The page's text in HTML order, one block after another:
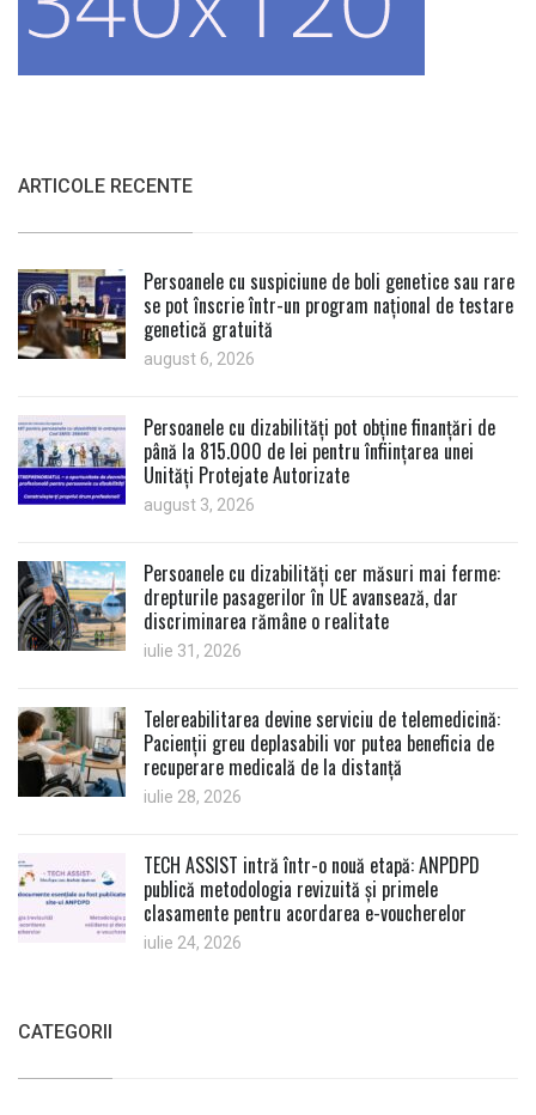
ARTICOLE RECENTE
Persoanele cu suspiciune de boli genetice sau rare
se pot înscrie într-un program național de testare
genetică gratuită
august 6, 2026
Persoanele cu dizabilități pot obține finanțări de
până la 815.000 de lei pentru înființarea unei
Unități Protejate Autorizate
august 3, 2026
Persoanele cu dizabilități cer măsuri mai ferme:
drepturile pasagerilor în UE avansează, dar
discriminarea rămâne o realitate
iulie 31, 2026
Telereabilitarea devine serviciu de telemedicină:
Pacienții greu deplasabili vor putea beneficia de
recuperare medicală de la distanță
iulie 28, 2026
TECH ASSIST intră într-o nouă etapă: ANPDPD
publică metodologia revizuită și primele
clasamente pentru acordarea e-voucherelor
iulie 24, 2026
CATEGORII